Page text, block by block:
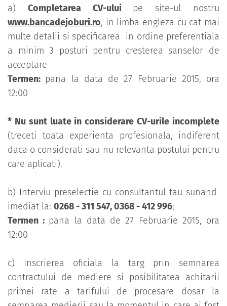
a) Completarea CV-ului pe site-ul nostru
www.bancadejoburi.ro, in limba engleza cu cat mai
multe detalii si specificarea in ordine preferentiala
a minim 3 posturi pentru cresterea sanselor de
acceptare
Termen: pana la data de 27 Februarie 2015, ora
12:00
* Nu sunt luate in considerare CV-urile incomplete
(treceti toata experienta profesionala, indiferent
daca o considerati sau nu relevanta postului pentru
care aplicati).
b) Interviu preselectie cu consultantul tau sunand
imediat la: 0268 - 311 547, 0368 - 412 996;
Termen : pana la data de 27 Februarie 2015, ora
12:00
c) Inscrierea oficiala la targ prin semnarea
contractului de mediere si posibilitatea achitarii
primei rate a tarifului de procesare dosar la